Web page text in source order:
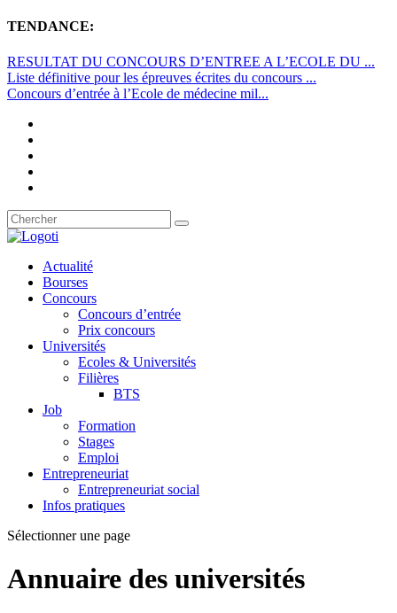
TENDANCE:
RESULTAT DU CONCOURS D’ENTREE A L’ECOLE DU ...
Liste définitive pour les épreuves écrites du concours ...
Concours d’entrée à l’Ecole de médecine mil...
Actualité
Bourses
Concours
Concours d’entrée
Prix concours
Universités
Ecoles & Universités
Filières
BTS
Job
Formation
Stages
Emploi
Entrepreneuriat
Entrepreneuriat social
Infos pratiques
Sélectionner une page
Annuaire des universités